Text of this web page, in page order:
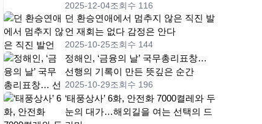
2025-12-04조회수 116
던 환승연애에서 멈추지 않은 직진 발
언 재회는 없다 감정은 안다
2025-10-25조회수 144
정해인, ‘금융의 날’ 국무총리표창…
선행의 기록이 만든 뜻깊은 순간
2025-10-29조회수 196
‘태풍상사’ 6화, 안전화 7000켤레와 두
눈의 대가…해외길을 여는 선택의 드